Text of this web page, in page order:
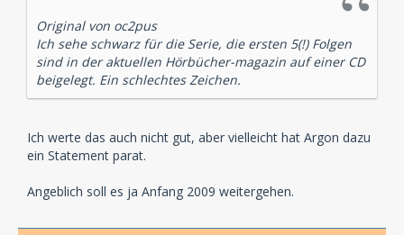
Original von oc2pus
Ich sehe schwarz für die Serie, die ersten 5(!) Folgen
sind in der aktuellen Hörbücher-magazin auf einer CD
beigelegt. Ein schlechtes Zeichen.
Ich werte das auch nicht gut, aber vielleicht hat Argon dazu
ein Statement parat.
Angeblich soll es ja Anfang 2009 weitergehen.